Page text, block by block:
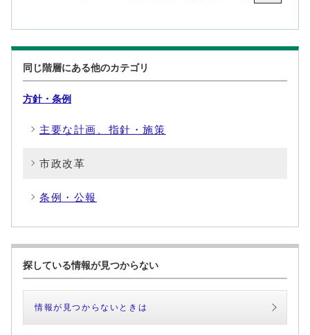
同じ階層にある他のカテゴリ
方針・条例
主要な計画、指針・施策
市政改革
条例・公報
探している情報が見つからない
情報が見つからないときは